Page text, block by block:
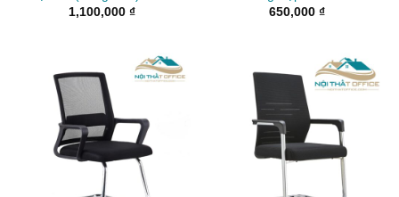
021
1,100,000 ₫
650,000 ₫